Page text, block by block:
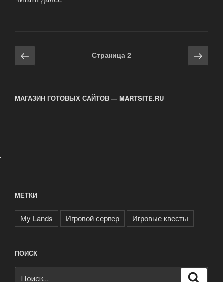
Навигация
по
Предыдущая
страница
Страница 2
МАГАЗИН ГОТОВЫХ САЙТОВ — MARTSITE.RU
.
МЕТКИ
My Lands Игровой сервер Игровые квесты
ПОИСК